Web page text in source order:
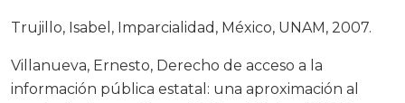
Trujillo, Isabel, Imparcialidad, México, UNAM, 2007.
Villanueva, Ernesto, Derecho de acceso a la
información pública estatal: una aproximación al